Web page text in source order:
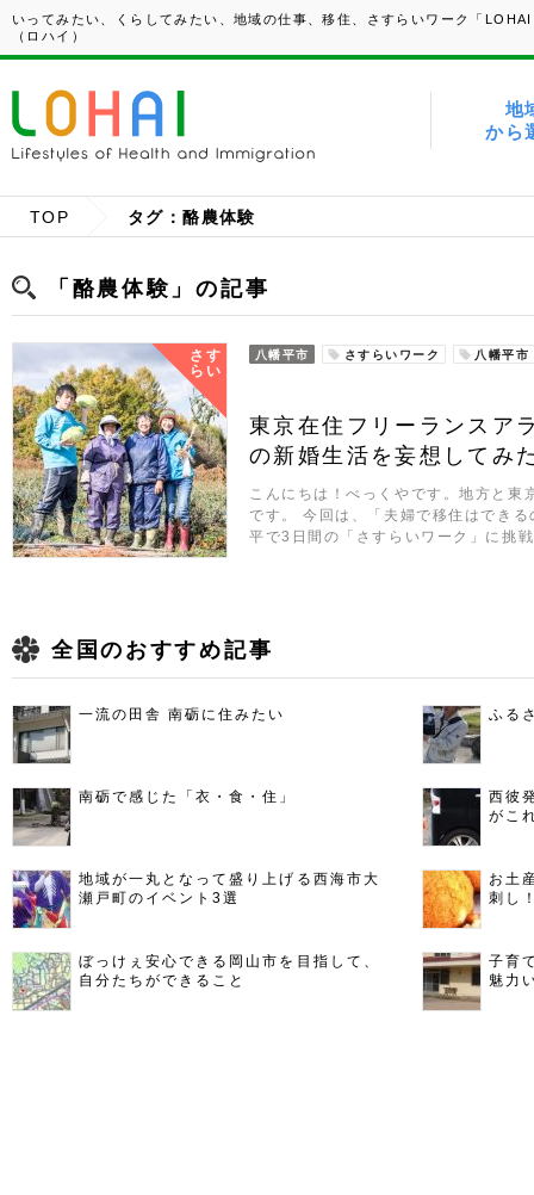
いってみたい、くらしてみたい、地域の仕事、移住、さすらいワーク「
（ロハイ）
地
から
TOP タグ：酪農体験
「酪農体験」の記事
さす
らい
八幡平市 さすらいワーク 八幡平市
東京在住フリーランスア
の新婚生活を妄想してみ
こんにちは！べっくやです。地方と東
です。 今回は、「夫婦で移住はでき
平で3日間の「さすらいワーク」に挑
全国のおすすめ記事
一流の田舎 南砺に住みたい ふる
南砺で感じた「衣・食・住」
西彼
がこ
地域が一丸となって盛り上げる西海市大
瀬戸町のイベント3選
お土
刺し
ぼっけぇ安心できる岡山市を目指して、
自分たちができること
子育
魅力